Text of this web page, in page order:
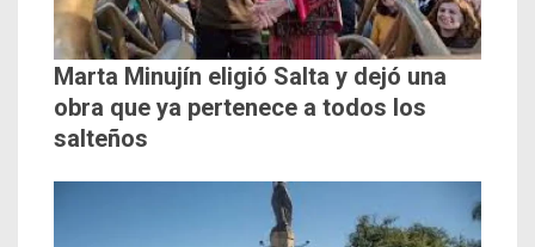
Marta Minujín eligió Salta y dejó una
obra que ya pertenece a todos los
salteños